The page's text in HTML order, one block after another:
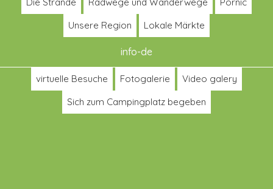
Unsere Region
Lokale Märkte
info-de
virtuelle Besuche Fotogalerie
Video galery
Sich zum Campingplatz begeben